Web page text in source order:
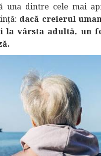
una dintre cele mai
dacă creierul
la vârsta adultă, un